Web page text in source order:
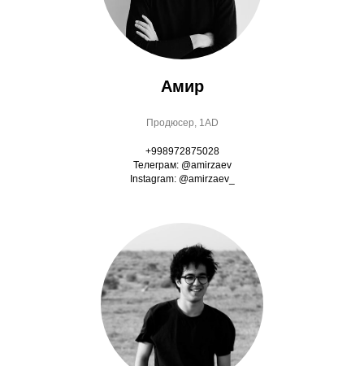
Амир
Продюсер, 1AD
+998972875028
Телеграм: @amirzaev
Instagram: @amirzaev_